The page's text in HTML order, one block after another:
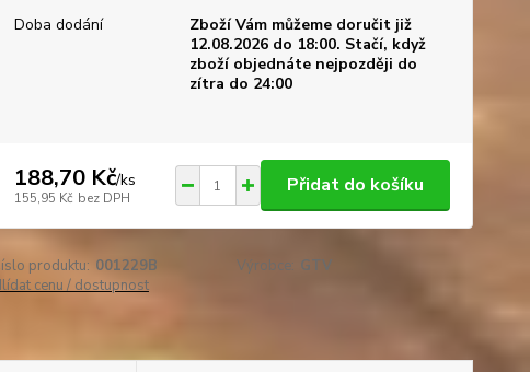
Doba dodání
Zboží Vám můžeme doručit již
12.08.2026 do 18:00. Stačí, když
zboží objednáte nejpozději do
zítra do 24:00
188,70 Kč/ks
155,95 Kč bez DPH
Přidat do košíku
produktu: 001229B Výrobce: GTV
cenu / dostupnost